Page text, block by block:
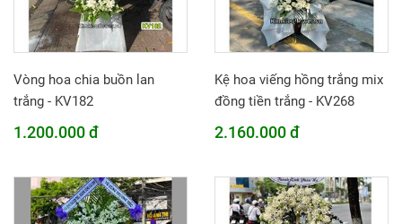
Vòng hoa chia buồn lan
trắng - KV182
1.200.000 đ
Kệ hoa viếng hồng trắng mix
đồng tiền trắng - KV268
2.160.000 đ